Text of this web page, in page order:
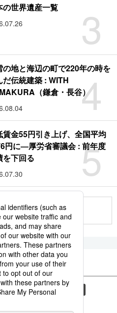
3
の世界遺産一覧
4
の地と海辺の町で220年の時を
だ伝統建築 : WITH
（鎌倉・長谷）
5
賃金55円引き上げ、全国平均
円に―厚労省審議会 : 前年度
を下回る
見る
災害 災害